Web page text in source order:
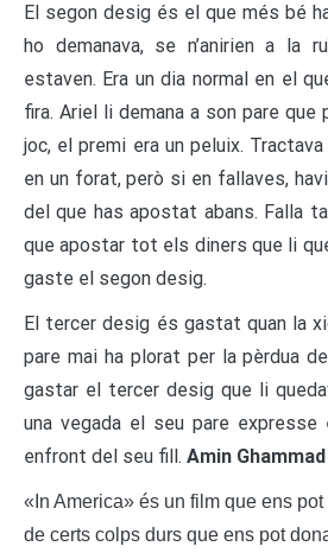
El segon desig és el que més bé
ho demanava, se n’anirien a la
estaven. Era un dia normal en el
fira. Ariel li demana a son pare que
joc, el premi era un peluix.
en un forat, però si en fallaves,
del que has apostat abans. Falla
que apostar tot els diners que li
gaste el segon desig.
El tercer desig és gastat quan la
pare mai ha plorat per la pèrdua
gastar el tercer desig que li
una vegada el seu pare
enfront del seu fill. Amin Ghammad
«In America» és un film que ens
de certs colps durs que ens pot